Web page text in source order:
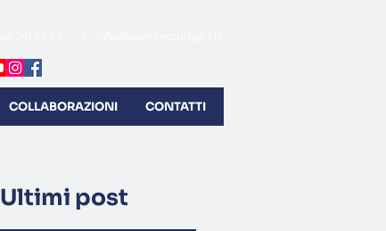
COLLABORAZIONI CONTATTI
Ultimi post